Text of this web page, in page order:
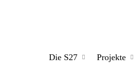
Die S27 Projekte